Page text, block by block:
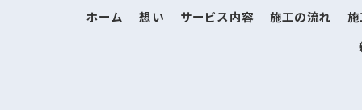
ホーム 想い サービス内容 施工の流れ